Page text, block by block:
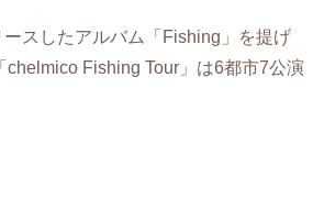
スしたアルバム「Fishing」を提げ
chelmico Fishing Tour」は6都市7公演